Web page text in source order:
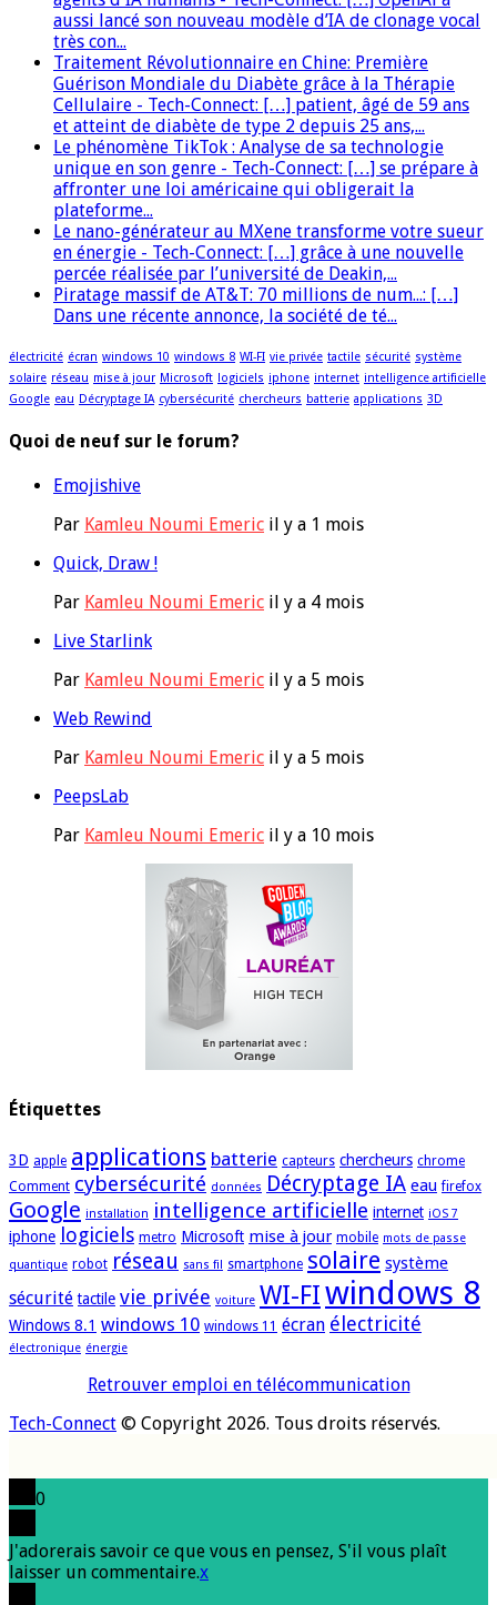
aussi lancé son nouveau modèle d’IA de clonage vocal
très con...
Traitement Révolutionnaire en Chine: Première
Guérison Mondiale du Diabète grâce à la Thérapie
Cellulaire - Tech-Connect: […] patient, âgé de 59 ans
et atteint de diabète de type 2 depuis 25 ans,...
Le phénomène TikTok : Analyse de sa technologie
unique en son genre - Tech-Connect: […] se prépare à
affronter une loi américaine qui obligerait la
plateforme...
Le nano-générateur au MXene transforme votre sueur
en énergie - Tech-Connect: […] grâce à une nouvelle
percée réalisée par l’université de Deakin,...
Piratage massif de AT&T: 70 millions de num...: […]
Dans une récente annonce, la société de té...
électricité écran windows 10 windows 8 WI-FI vie privée tactile sécurité système
solaire réseau mise à jour Microsoft logiciels iphone internet intelligence artificielle
Google eau Décryptage IA cybersécurité chercheurs batterie applications 3D
Quoi de neuf sur le forum?
Emojishive
Par Kamleu Noumi Emeric il y a 1 mois
Quick, Draw !
Par Kamleu Noumi Emeric il y a 4 mois
Live Starlink
Par Kamleu Noumi Emeric il y a 5 mois
Web Rewind
Par Kamleu Noumi Emeric il y a 5 mois
PeepsLab
Par Kamleu Noumi Emeric il y a 10 mois
Étiquettes
3D apple applications batterie capteurs chercheurs chrome
Comment cybersécurité données Décryptage IA eau firefox
Google installation intelligence artificielle internet iOS 7
iphone logiciels metro Microsoft mise à jour mobile mots de passe
quantique robot réseau sans fil smartphone solaire système
sécurité tactile vie privée voiture WI-FIwindows 8
Windows 8.1 windows 10 windows 11 écran électricité
électronique énergie
Retrouver emploi en télécommunication
Tech-Connect © Copyright 2026. Tous droits réservés.
0
J'adorerais savoir ce que vous en pensez, S'il vous plaît
laisser un commentaire.x